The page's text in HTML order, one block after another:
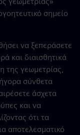
σημείο
να ξεπεράσετε
και διαισθητικά
της γεωμετρίας,
σύνθετα
άσχετα
και να
ότι τα
αποτελεσματικό